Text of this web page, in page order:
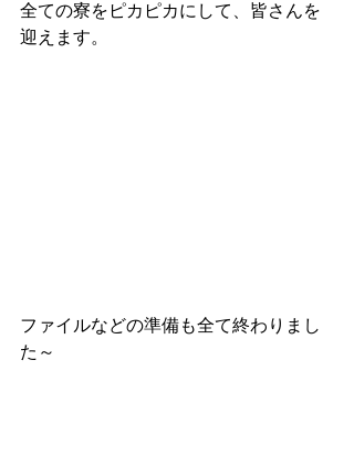
全ての寮をピカピカにして、皆さんを
迎えます。
ファイルなどの準備も全て終わりまし
た～